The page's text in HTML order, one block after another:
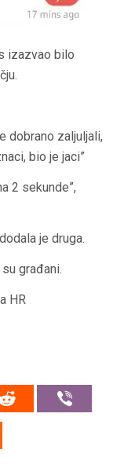
izazvao bilo
dobrano zaljuljali,
bio je jaci”
2 sekunde”,
je druga.
građani.
HR